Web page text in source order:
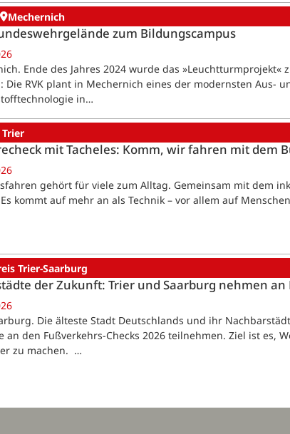
Mechernich
zum Bildungscampus
Ende des Jahres 2024 wurde das
Die RVK plant in Mechernich eines der modernsten
in…
mit Tacheles: Komm, wir fahren mit dem
gehört für viele zum Alltag. Gemeinsam mit dem
kommt auf mehr an als Technik – vor allem auf
Trier-Saarburg
der Zukunft: Trier und Saarburg nehmen an
Die älteste Stadt Deutschlands und ihr
an den Fußverkehrs-Checks 2026 teilnehmen. Ziel ist es,
zu machen. …